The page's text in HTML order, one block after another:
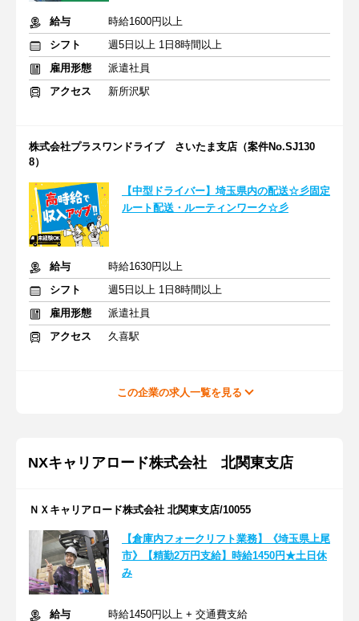
給与
時給1600円以上
シフト
週5日以上 1日8時間以上
雇用形態
派遣社員
アクセス
新所沢駅
株式会社プラスワンドライブ さいたま支店（案件No.SJ130
8）
【中型ドライバー】埼玉県内の配送☆彡固定
ルート配送・ルーティンワーク☆彡
給与
時給1630円以上
シフト
週5日以上 1日8時間以上
雇用形態
派遣社員
アクセス
久喜駅
この企業の求人一覧を見る
NXキャリアロード株式会社 北関東支店
ＮＸキャリアロード株式会社 北関東支店/10055
【倉庫内フォークリフト業務】《埼玉県上尾
市》【精勤2万円支給】時給1450円★土日休
み
給与
時給1450円以上 + 交通費支給